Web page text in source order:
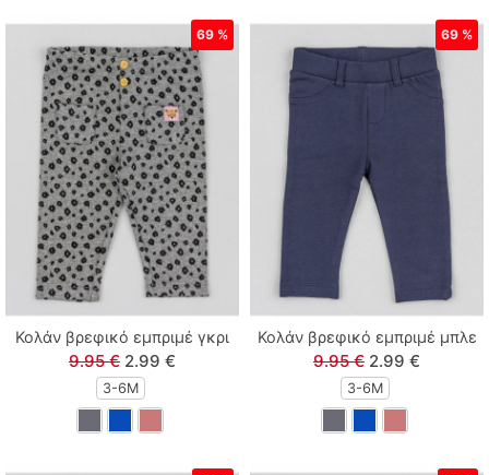
Κολάν βρεφικό εμπριμέ γκρι
9.95 € 2.99 €
3-6M
69 %
Κολάν βρεφικό εμπριμέ μπλε
9.95 € 2.99 €
3-6M
69 %